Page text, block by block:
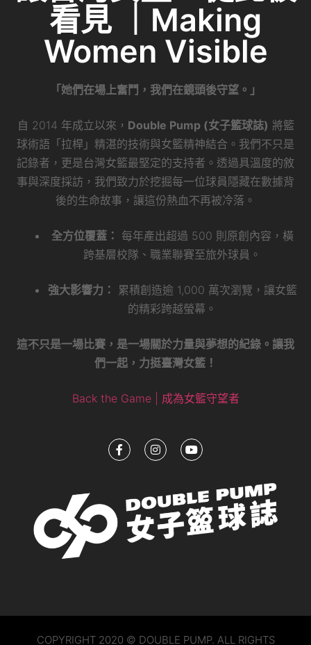
看見 ｜Making
Women Visible
「她們在場上奮鬥，我們在鏡頭後守望。」
自 2014 年成立以來， Double Pump (女子籃球誌) 將籃
球術語「拉桿」精湛的技術與女籃精神結合。我們不只是
記錄者，更是台灣女籃最堅定的支持者。透過具溫度的敘
事與深度採訪，我們致力於挖掘每一位球員隱藏在數據背
後的生命故事，讓這份熱血不再被冷落。
全方位覆蓋： 每年產出超過 500 則原創內容，橫
跨基層校隊、職業聯賽至旅外球員。
強大影響力：
累積創造逾 1,000 萬次瀏覽，讓女籃
的精彩跨越螢幕。
這不只是一場比賽，是一場關於力量與夢想的紀錄。讓我
們一起，力挺臺灣女籃！
Back the Game | 成為女籃守望者
COPYRIGHT 2020 © DOUBLE PUMP. ALL RIGHTS